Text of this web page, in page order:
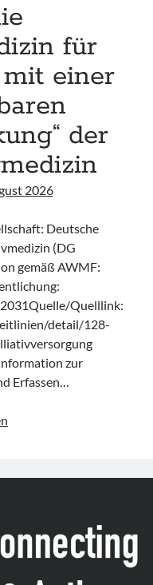
für
einer
der
2026
Deutsche
(DG
gemäß AWMF:
Quelllink:
detail/128-
zur
Erfassen…
Patient:innen
nicht
heilbaren